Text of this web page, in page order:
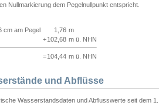
Nullmarkierung dem Pegelnullpunkt entspricht.
cm am Pegel
1,76 m
+102,68 m ü. NHN
=104,44 m ü. NHN
und Abflüsse
Wasserstandsdaten und Abflusswerte seit dem